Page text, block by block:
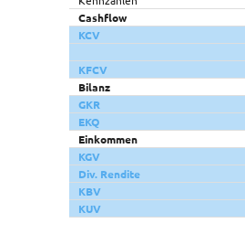
Cashflow
KCV
KFCV
Bilanz
GKR
EKQ
Einkommen
KGV
Div. Rendite
KBV
KUV